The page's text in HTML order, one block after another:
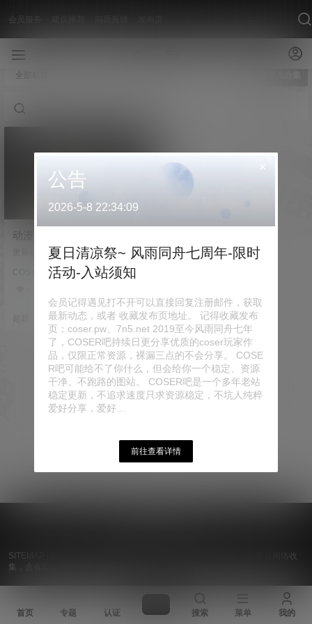
会员服务
全部标签
动漫博主 萌芽儿o0 70套Cos
作品合集[2363P/21.2GB]
更新记录 2026.01.01：更新063-07
0期，具体看目录 个人介绍 在这个
充满激情与创意的网络世界里，有
就是萌芽儿o0。不仅是一位才华横
溢的画师，更是一个梦想家，用她
的独特视角，将热血、奇幻与情感
融合，为我们描绘出一个个充满生
机的世界。 出镜人物：每一位出现
在萌芽儿o0的画笔下的角色都充满
生命力，他们有着鲜明的个性和丰
富的内心世界。从勇敢的战士到可
爱的精灵，从…
COS合集
1月1日
×
公告
2026-5-8 22:34:09
夏日清凉祭~ 风雨同舟七周年-限时
活动-入站须知
会员记得遇见打不开可以直接回复注册邮件，获取
最新动态，或者 收藏发布页地址。 记得收藏发布
页：coser.pw、7n5.net 2019至今风雨同舟七年
了，COSER吧持续日更分享优质的coser玩家作
品，仅限正常资源，裸漏三点的不会分享。 COSE
R吧可能给不了你什么，但会给你一个稳定、资源
干净、不跑路的图站。 COSER吧是一个多年老站
稳定更新，不追求速度只求资源稳定，不坑人纯粹
爱好分享，爱好…
前往查看详情
SITEMAP
| 手机电脑推荐使用谷歌浏览器浏览 | 本站内容来自网络收
集，含有部分诱惑内容，但绝勿漏点素材，仅供19岁以上网友欣赏！
首页 专题 认证 搜索 菜单 我的